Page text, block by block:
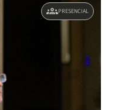
groupsPRESENCIAL